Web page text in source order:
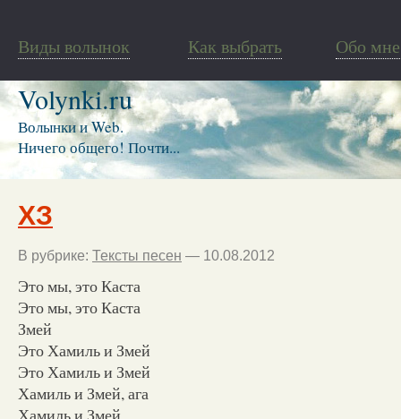
Виды волынок Как выбрать Обо мне
Volynki.ru
Волынки и Web.
Ничего общего! Почти...
ХЗ
В рубрике: Тексты песен — 10.08.2012
Это мы, это Каста
Это мы, это Каста
Змей
Это Хамиль и Змей
Это Хамиль и Змей
Хамиль и Змей, ага
Хамиль и Змей